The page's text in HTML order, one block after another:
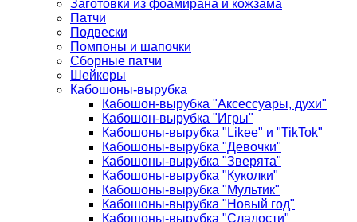
Заготовки из фоамирана и кожзама
Патчи
Подвески
Помпоны и шапочки
Сборные патчи
Шейкеры
Кабошоны-вырубка
Кабошон-вырубка "Аксессуары, духи"
Кабошон-вырубка "Игры"
Кабошоны-вырубка "Likee" и "TikTok"
Кабошоны-вырубка "Девочки"
Кабошоны-вырубка "Зверята"
Кабошоны-вырубка "Куколки"
Кабошоны-вырубка "Мультик"
Кабошоны-вырубка "Новый год"
Кабошоны-вырубка "Сладости"